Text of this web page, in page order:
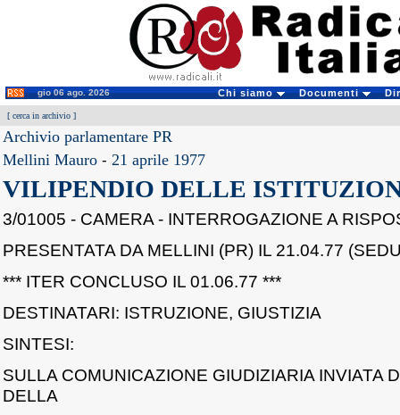
gio 06 ago. 2026 Chi siamo Documenti
[ cerca in archivio ]
Archivio parlamentare PR
Mellini Mauro - 21 aprile 1977
VILIPENDIO DELLE
3/01005 - CAMERA - INTERROGAZIONE A
PRESENTATA DA MELLINI (PR) IL 21.04.77
*** ITER CONCLUSO IL 01.06.77 ***
DESTINATARI: ISTRUZIONE, GIUSTIZIA
SINTESI:
SULLA COMUNICAZIONE GIUDIZIARIA INVIATA
DELLA